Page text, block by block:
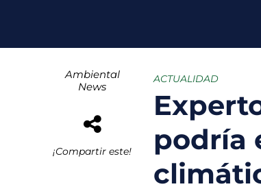
El
Ambiental
News
¡Compartir este!
ACTUALIDAD
podría